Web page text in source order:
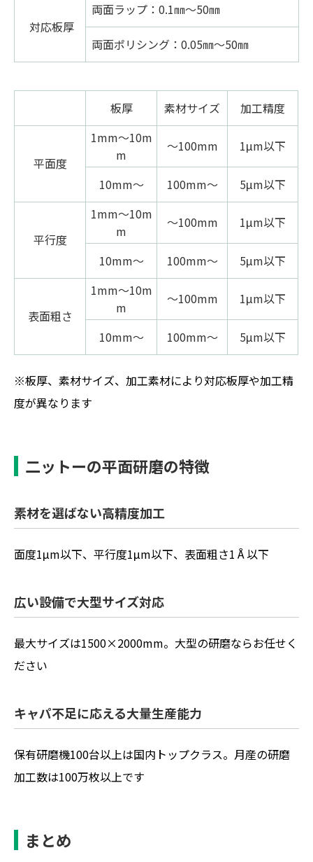
対応板厚
両面ラップ：0.1㎜～50㎜
両面ポリシング：0.05㎜～50㎜
板厚 素材サイズ 加工精度
平面度
1mm〜10m
m
〜100mm 1μm以下
10mm〜 100mm〜 5μm以下
平行度
1mm〜10m
m
〜100mm 1μm以下
10mm〜 100mm〜 5μm以下
表面粗さ
1mm〜10m
m
〜100mm 1μm以下
10mm〜 100mm〜 5μm以下
※板厚、素材サイズ、加工素材により対応板厚や加工精
度が異なります
二ットーの平面研磨の特徴
素材を選ばない高精度加工
面度1μm以下、平行度1μm以下、表面粗さ1Å以下
広い設備で大型サイズ対応
最大サイズは1500×2000mm。大型の研磨ならお任せく
ださい
キャパ不足に応える大量生産能力
保有研磨機100台以上は国内トップクラス。月産の研磨
加工数は100万枚以上です
まとめ